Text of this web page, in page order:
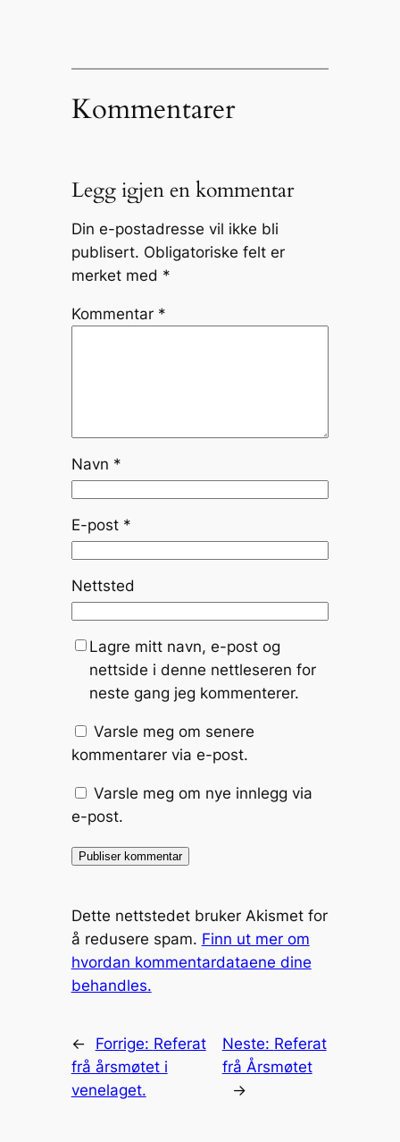
Kommentarer
Legg igjen en kommentar
Din e-postadresse vil ikke bli
publisert. Obligatoriske felt er
merket med *
Kommentar *
Navn *
E-post *
Nettsted
Lagre mitt navn, e-post og
nettside i denne nettleseren for
neste gang jeg kommenterer.
Varsle meg om senere
kommentarer via e-post.
Varsle meg om nye innlegg via
e-post.
Dette nettstedet bruker Akismet for
å redusere spam. Finn ut mer om
hvordan kommentardataene dine
behandles.
← Forrige: Referat
frå årsmøtet i
venelaget.
Neste: Referat
frå Årsmøtet
→